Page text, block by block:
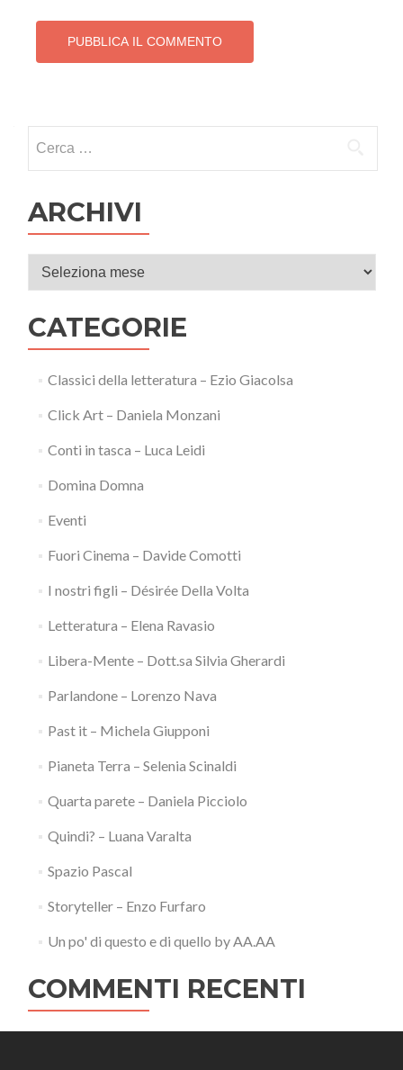
ARCHIVI
Archivi
CATEGORIE
Classici della letteratura – Ezio Giacolsa
Click Art – Daniela Monzani
Conti in tasca – Luca Leidi
Domina Domna
Eventi
Fuori Cinema – Davide Comotti
I nostri figli – Désirée Della Volta
Letteratura – Elena Ravasio
Libera-Mente – Dott.sa Silvia Gherardi
Parlandone – Lorenzo Nava
Past it – Michela Giupponi
Pianeta Terra – Selenia Scinaldi
Quarta parete – Daniela Picciolo
Quindi? – Luana Varalta
Spazio Pascal
Storyteller – Enzo Furfaro
Un po' di questo e di quello by AA.AA
COMMENTI RECENTI